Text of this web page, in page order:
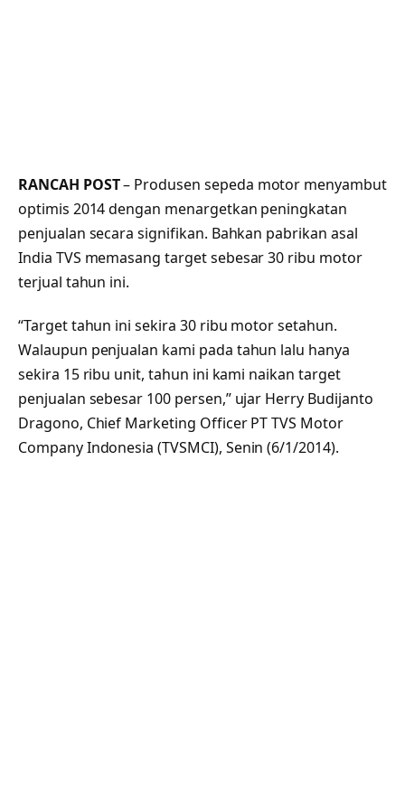
RANCAH POST– Produsen sepeda motor menyambut
optimis 2014 dengan menargetkan peningkatan
penjualan secara signifikan. Bahkan pabrikan asal
India TVS memasang target sebesar 30 ribu motor
terjual tahun ini.
“Target tahun ini sekira 30 ribu motor setahun.
Walaupun penjualan kami pada tahun lalu hanya
sekira 15 ribu unit, tahun ini kami naikan target
penjualan sebesar 100 persen,” ujar Herry Budijanto
Dragono, Chief Marketing Officer PT TVS Motor
Company Indonesia (TVSMCI), Senin (6/1/2014).